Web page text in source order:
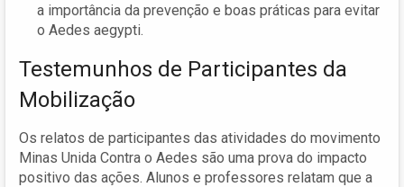
a importância da prevenção e boas práticas para evitar
o Aedes aegypti.
Testemunhos de Participantes da
Mobilização
Os relatos de participantes das atividades do movimento
Minas Unida Contra o Aedes são uma prova do impacto
positivo das ações. Alunos e professores relatam que a